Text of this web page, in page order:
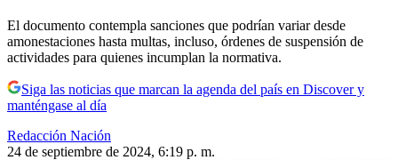
El documento contempla sanciones que podrían variar desde
amonestaciones hasta multas, incluso, órdenes de suspensión de
actividades para quienes incumplan la normativa.
Siga las noticias que marcan la agenda del país en Discover y
manténgase al día
Redacción Nación
24 de septiembre de 2024, 6:19 p. m.